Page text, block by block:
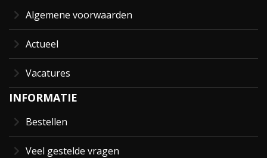
Algemene voorwaarden
Actueel
Vacatures
INFORMATIE
Bestellen
Veel gestelde vragen